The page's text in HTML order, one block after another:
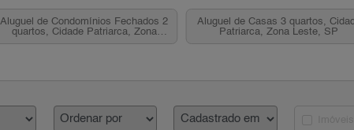
Aluguel de Condomínios Fechados 2
quartos, Cidade Patriarca, Zona
Aluguel de Casas 3 quartos,
Patriarca, Zona Leste, SP